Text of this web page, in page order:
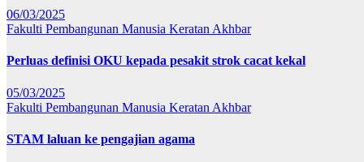
06/03/2025
Fakulti Pembangunan Manusia Keratan Akhbar
Perluas definisi OKU kepada pesakit strok cacat kekal
05/03/2025
Fakulti Pembangunan Manusia Keratan Akhbar
STAM laluan ke pengajian agama